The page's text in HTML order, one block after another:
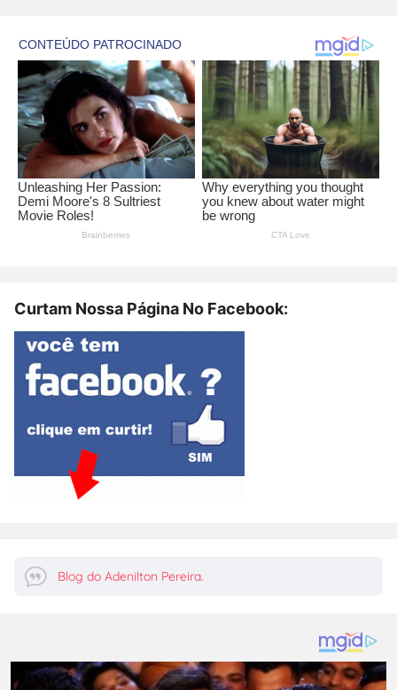
Curtam Nossa Página No Facebook:
Blog do Adenilton Pereira.